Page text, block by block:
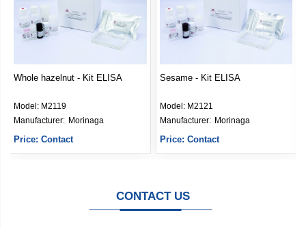
Whole hazelnut - Kit ELISA
Model: M2119
Morinaga
Price: Contact
Sesame - Kit ELISA
Model: M2121
Manufacturer: Morinaga
Price: Contact
CONTACT US